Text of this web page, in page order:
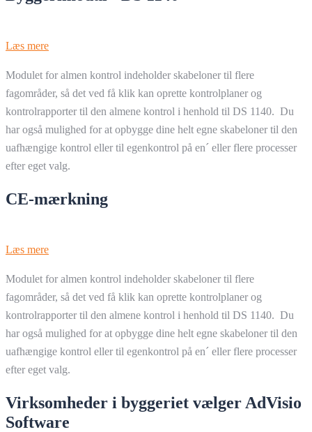
Læs mere
Modulet for almen kontrol indeholder skabeloner til flere
fagområder, så det ved få klik kan oprette kontrolplaner og
kontrolrapporter til den almene kontrol i henhold til DS 1140. Du
har også mulighed for at opbygge dine helt egne skabeloner til den
uafhængige kontrol eller til egenkontrol på en´ eller flere processer
efter eget valg.
CE-mærkning
Læs mere
Modulet for almen kontrol indeholder skabeloner til flere
fagområder, så det ved få klik kan oprette kontrolplaner og
kontrolrapporter til den almene kontrol i henhold til DS 1140. Du
har også mulighed for at opbygge dine helt egne skabeloner til den
uafhængige kontrol eller til egenkontrol på en´ eller flere processer
efter eget valg.
Virksomheder i byggeriet vælger AdVisio
Software